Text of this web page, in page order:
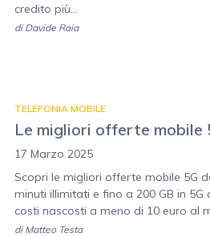
credito più...
di Davide Raia
TELEFONIA MOBILE
Le migliori offerte mobile
17 Marzo 2025
Scopri le migliori offerte mobile 5G
minuti illimitati e fino a 200 GB in 5G
costi nascosti a meno di 10 euro al
di Matteo Testa